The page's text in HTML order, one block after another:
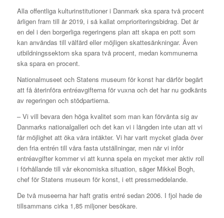
Alla offentliga kulturinstitutioner i Danmark ska spara två procent
årligen fram till år 2019, i så kallat omprioriteringsbidrag. Det är
en del i den borgerliga regeringens plan att skapa en pott som
kan användas till välfärd eller möjligen skattesänkningar. Även
utbildningssektorn ska spara två procent, medan kommunerna
ska spara en procent.
Nationalmuseet och Statens museum för konst har därför begärt
att få återinföra entréavgifterna för vuxna och det har nu godkänts
av regeringen och stödpartierna.
– Vi vill bevara den höga kvalitet som man kan förvänta sig av
Danmarks nationalgalleri och det kan vi i längden inte utan att vi
får möjlighet att öka våra intäkter. Vi har varit mycket glada över
den fria entrén till våra fasta utställningar, men när vi inför
entréavgifter kommer vi att kunna spela en mycket mer aktiv roll
i förhållande till vår ekonomiska situation, säger Mikkel Bogh,
chef för Statens museum för konst, i ett pressmeddelande.
De två museerna har haft gratis entré sedan 2006. I fjol hade de
tillsammans cirka 1,85 miljoner besökare.